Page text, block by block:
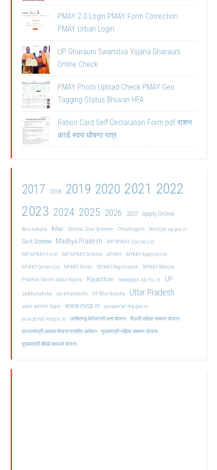
PMAY 2.0 Login PMAY Form Correction
PMAY Urban Login
UP Gharauni Swamitva Yojana Gharauni
Online Check
PMAY Photo Upload Check PMAY Geo
Tagging Status Bhuvan HFA
Ration Card Self Declaration Form pdf राशन
कार्ड स्वयं घोषणा पत्र
2017 2018 2019 2020 2021 2022
2023 2024 2025 2026 2027 Apply Online
Bhu naksha Bihar Central Govt Scheme Chhattisgarh familyid.up.gov.in
Govt Scheme Madhya Pradesh
MP MYKKY Course List
MP MYKKY Form
MP MYKKY Scheme MYKKY
MYKKY Apply Online
MYKKY Center List
MYKKY Portal MYKKY Registration
MYKKY Website
Pradhan Mantri Awas Yojana
Rajasthan sewayojan.up.nic.in UP
upbhunaksha up bhunaksha UP Bhu Naksha Uttar Pradesh
uwin admin login www.nvsp.in
yuvaportal.mp.gov.in
yuva portal mp gov.in
छत्तीसगढ़ बेरोजगारी भत्ता योजना दिल्ली महिला सम्मान योजना
प्रधानमंत्री आवास योजना ग्रामीण आवेदन मुख्यमंत्री महिला सम्मान योजना
मुख्यमंत्री सीखो कमाओ योजना